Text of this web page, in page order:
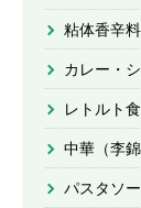
粘体香辛
カレー・
レトルト
中華（李錦
パスタソ